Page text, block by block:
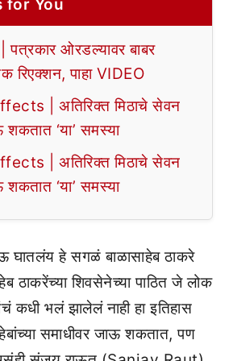
for You
ओरडल्यावर बाबर
रिएक्शन, पाहा VIDEO
| अतिरिक्त मिठाचे सेवन
शकतात ‘या’ समस्या
| अतिरिक्त मिठाचे सेवन
शकतात ‘या’ समस्या
घातलंय हे सगळं बाळासाहेब ठाकरे
ठाकरेंच्या शिवसेनेच्या पाठित जे लोक
कधी भलं झालेलं नाही हा इतिहास
समाधीवर जाऊ शकतात, पण